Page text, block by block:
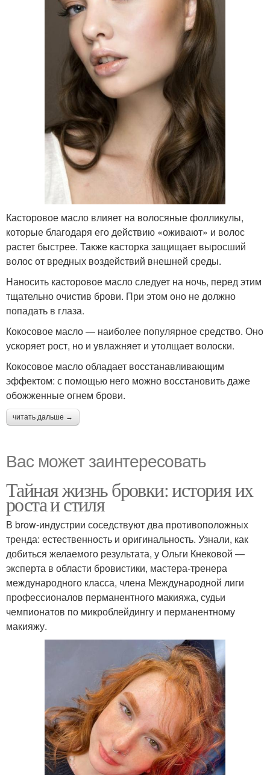
Касторовое масло влияет на волосяные фолликулы,
которые благодаря его действию «оживают» и волос
растет быстрее. Также касторка защищает выросший
волос от вредных воздействий внешней среды.
Наносить касторовое масло следует на ночь, перед этим
тщательно очистив брови. При этом оно не должно
попадать в глаза.
Кокосовое масло — наиболее популярное средство. Оно
ускоряет рост, но и увлажняет и утолщает волоски.
Кокосовое масло обладает восстанавливающим
эффектом: с помощью него можно восстановить даже
обожженные огнем брови.
читать дальше →
Вас может заинтересовать
Тайная жизнь бровки: история их
роста и стиля
В brow-индустрии соседствуют два противоположных
тренда: естественность и оригинальность. Узнали, как
добиться желаемого результата, у Ольги Кнековой —
эксперта в области бровистики, мастера-тренера
международного класса, члена Международной лиги
профессионалов перманентного макияжа, судьи
чемпионатов по микроблейдингу и перманентному
макияжу.